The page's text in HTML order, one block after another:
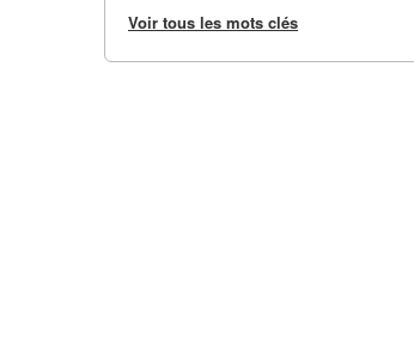
Voir tous les mots clés